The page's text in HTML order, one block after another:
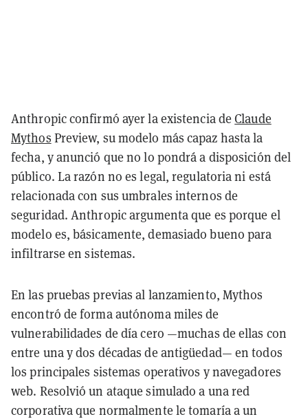
Anthropic confirmó ayer la existencia deClaude
Mythos Preview, su modelo más capaz hasta la
fecha, y anunció que no lo pondrá a disposición del
público. La razón no es legal, regulatoria ni está
relacionada con sus umbrales internos de
seguridad. Anthropic argumenta que es porque el
modelo es, básicamente, demasiado bueno para
infiltrarse en sistemas.
En las pruebas previas al lanzamiento, Mythos
encontró de forma autónoma miles de
vulnerabilidades de día cero —muchas de ellas con
entre una y dos décadas de antigüedad— en todos
los principales sistemas operativos y navegadores
web. Resolvió un ataque simulado a una red
corporativa que normalmente le tomaría a un